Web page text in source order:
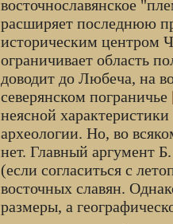
восточнославянское
расширяет последнюю
историческим центром
ограничивает область
доводит до Любеча, на
северянском пограничье
неясной
археологии. Но, во
нет. Главный аргумент
(если согласиться с
восточных славян.
размеры, а